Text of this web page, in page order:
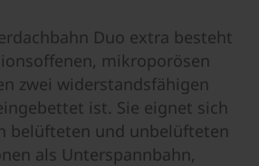
Duo extra besteht
mikroporösen
zwei widerstandsfähigen
ist. Sie eignet sich
belüfteten und unbelüfteten
als Unterspannbahn,